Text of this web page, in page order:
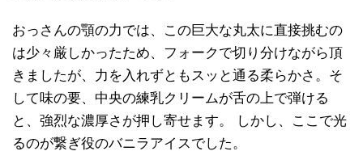
おっさんの顎の力では、この巨大な丸太に直接挑むの
は少々厳しかったため、フォークで切り分けながら頂
きましたが、力を入れずともスッと通る柔らかさ。そ
して味の要、中央の練乳クリームが舌の上で弾ける
と、強烈な濃厚さが押し寄せます。 しかし、ここで光
るのが繋ぎ役のバニラアイスでした。